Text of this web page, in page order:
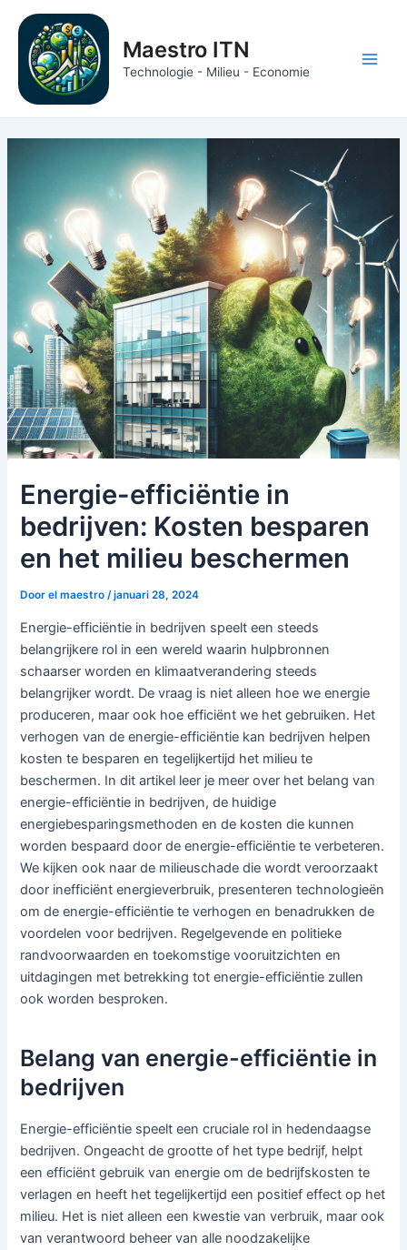
naar
inhoud
Maestro ITN
Technologie - Milieu - Economie
Energie-efficiëntie in
bedrijven: Kosten besparen
en het milieu beschermen
Doorel maestro/januari 28, 2024
Energie-efficiëntie in bedrijven speelt een steeds
belangrijkere rol in een wereld waarin hulpbronnen
schaarser worden en klimaatverandering steeds
belangrijker wordt. De vraag is niet alleen hoe we energie
produceren, maar ook hoe efficiënt we het gebruiken. Het
verhogen van de energie-efficiëntie kan bedrijven helpen
kosten te besparen en tegelijkertijd het milieu te
beschermen. In dit artikel leer je meer over het belang van
energie-efficiëntie in bedrijven, de huidige
energiebesparingsmethoden en de kosten die kunnen
worden bespaard door de energie-efficiëntie te verbeteren.
We kijken ook naar de milieuschade die wordt veroorzaakt
door inefficiënt energieverbruik, presenteren technologieën
om de energie-efficiëntie te verhogen en benadrukken de
voordelen voor bedrijven. Regelgevende en politieke
randvoorwaarden en toekomstige vooruitzichten en
uitdagingen met betrekking tot energie-efficiëntie zullen
ook worden besproken.
Belang van energie-efficiëntie in
bedrijven
Energie-efficiëntie speelt een cruciale rol in hedendaagse
bedrijven. Ongeacht de grootte of het type bedrijf, helpt
een efficiënt gebruik van energie om de bedrijfskosten te
verlagen en heeft het tegelijkertijd een positief effect op het
milieu. Het is niet alleen een kwestie van verbruik, maar ook
van verantwoord beheer van alle noodzakelijke